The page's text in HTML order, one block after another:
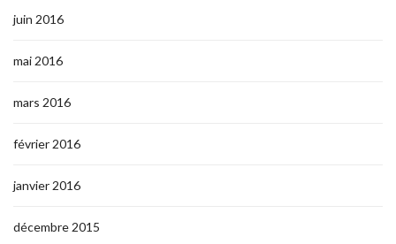
juin 2016
mai 2016
mars 2016
février 2016
janvier 2016
décembre 2015